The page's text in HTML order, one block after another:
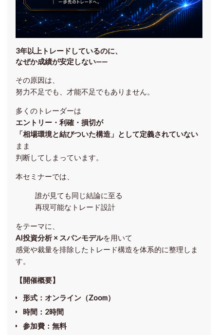
3年以上トレードしているのに、
なぜか成績が安定しない——
その原因は、
努力不足でも、才能不足でもありません。
多くのトレーダーは
エントリー・利確・損切が
「相場環境と結びついた構造」として定義されていない
まま
判断してしまっています。
本セミナーでは、
誰が見ても同じ結論に至る
再現可能なトレード設計
をテーマに、
AI投資分析 × スパンモデルを用いて
感覚や裁量を排除したトレード構造を体系的に整理しま
す。
【開催概要】
形式：オンライン（Zoom）
時間：2時間
参加費：無料